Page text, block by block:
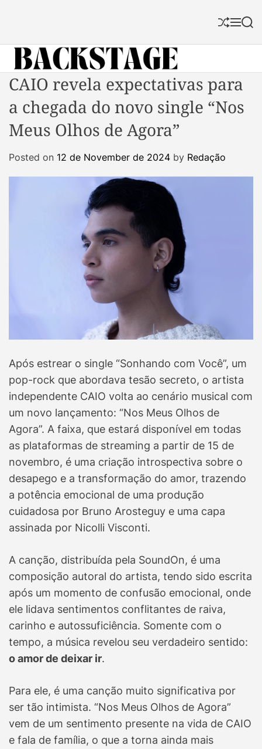
S
f
l
M S
c
h
B
a
c
k
s
t
CAIO revela expectativas para
a chegada do novo single “Nos
Meus Olhos de Agora”
Posted on 12 de November de 2024 by Redação
Após estrear o single “Sonhando com Você”, um
pop-rock que abordava tesão secreto, o artista
independente CAIO volta ao cenário musical com
um novo lançamento: “Nos Meus Olhos de
Agora”. A faixa, que estará disponível em todas
as plataformas de streaming a partir de 15 de
novembro, é uma criação introspectiva sobre o
desapego e a transformação do amor, trazendo
a potência emocional de uma produção
cuidadosa por Bruno Arosteguy e uma capa
assinada por Nicolli Visconti.
A canção, distribuída pela SoundOn, é uma
composição autoral do artista, tendo sido escrita
após um momento de confusão emocional, onde
ele lidava sentimentos conflitantes de raiva,
carinho e autossuficiência. Somente com o
tempo, a música revelou seu verdadeiro sentido:
o amor de deixar ir.
Para ele, é uma canção muito significativa por
ser tão intimista. “Nos Meus Olhos de Agora”
vem de um sentimento presente na vida de CAIO
e fala de família, o que a torna ainda mais